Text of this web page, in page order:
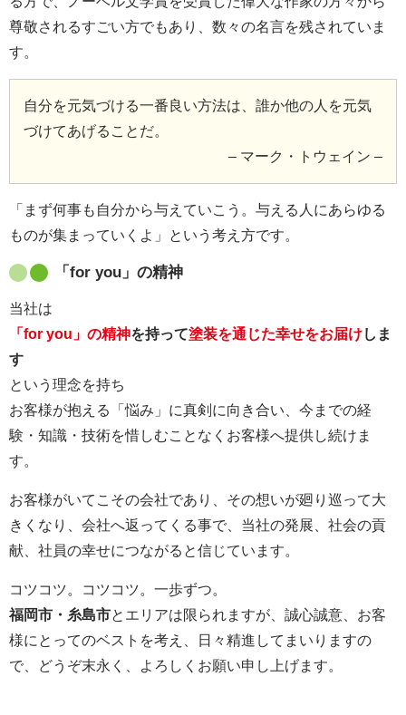
尊敬されるすごい方でもあり、数々の名言を残されていま
す。
自分を元気づける一番良い方法は、誰か他の人を元気
づけてあげることだ。
– マーク・トウェイン –
「まず何事も自分から与えていこう。与える人にあらゆる
ものが集まっていくよ」という考え方です。
「for you」の精神
当社は
「for you」の精神を持って塗装を通じた幸せをお届けしま
す
という理念を持ち
お客様が抱える「悩み」に真剣に向き合い、今までの経
験・知識・技術を惜しむことなくお客様へ提供し続けま
す。
お客様がいてこその会社であり、その想いが廻り巡って大
きくなり、会社へ返ってくる事で、当社の発展、社会の貢
献、社員の幸せにつながると信じています。
コツコツ。コツコツ。一歩ずつ。
福岡市・糸島市とエリアは限られますが、誠心誠意、お客
様にとってのベストを考え、日々精進してまいりますの
で、どうぞ末永く、よろしくお願い申し上げます。